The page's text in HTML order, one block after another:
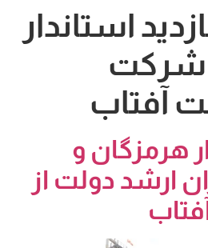
استاندار
شرکت
آفتاب
هرمزگان و
ارشد دولت از